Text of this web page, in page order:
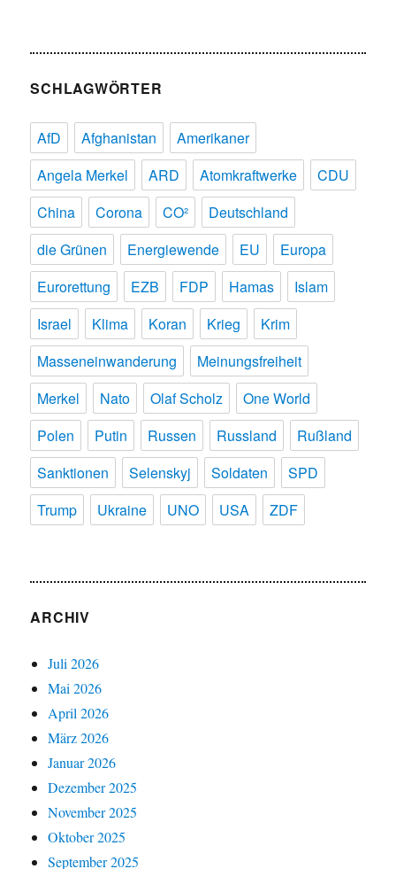
SCHLAGWÖRTER
AfD Afghanistan
Amerikaner
Angela Merkel
ARD Atomkraftwerke
CDU
China
Corona CO²
Deutschland
die Grünen
Energiewende EU
Europa
Eurorettung
EZB FDP Hamas
Islam
Israel
Klima Koran Krieg
Krim
Masseneinwanderung
Meinungsfreiheit
Merkel
Nato Olaf Scholz
One World
Polen
Putin Russen Russland
Rußland
Sanktionen
Selenskyj Soldaten
SPD
Trump
Ukraine UNO USA ZDF
ARCHIV
Juli 2026
Mai 2026
April 2026
März 2026
Januar 2026
Dezember 2025
November 2025
Oktober 2025
September 2025